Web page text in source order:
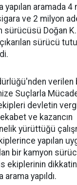
yapılan aramada
ve 2 milyon
sürücüsü Doğan K.
sürücü
verilen
Suçlarla
devletin vergi
ve kazancın
yürüttüğü
yapılan
bir kamyon
ekiplerinin
yapıldı.